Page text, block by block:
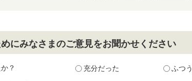
にみなさまのご意見をお聞かせください
？ 充分だった ふつう